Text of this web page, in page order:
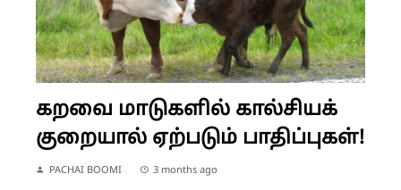
கறவை மாடுகளில் கால்சியக்
குறையால் ஏற்படும் பாதிப்புகள்!
PACHAI BOOMI 3 months ago